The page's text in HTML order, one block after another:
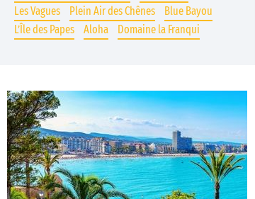
Les Vagues
Plein Air des Chênes
Blue Bayou
L’Île des Papes
Aloha Domaine la Franqui